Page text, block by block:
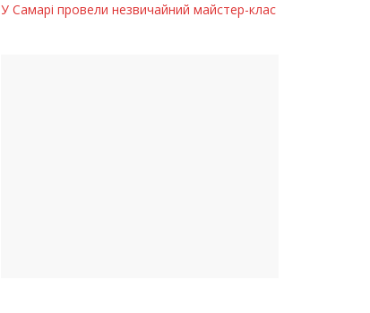
У Самарі провели незвичайний майстер-клас